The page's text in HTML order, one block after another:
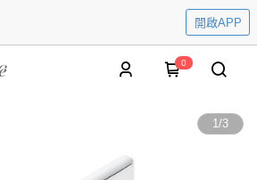
開啟APP
0
1/3